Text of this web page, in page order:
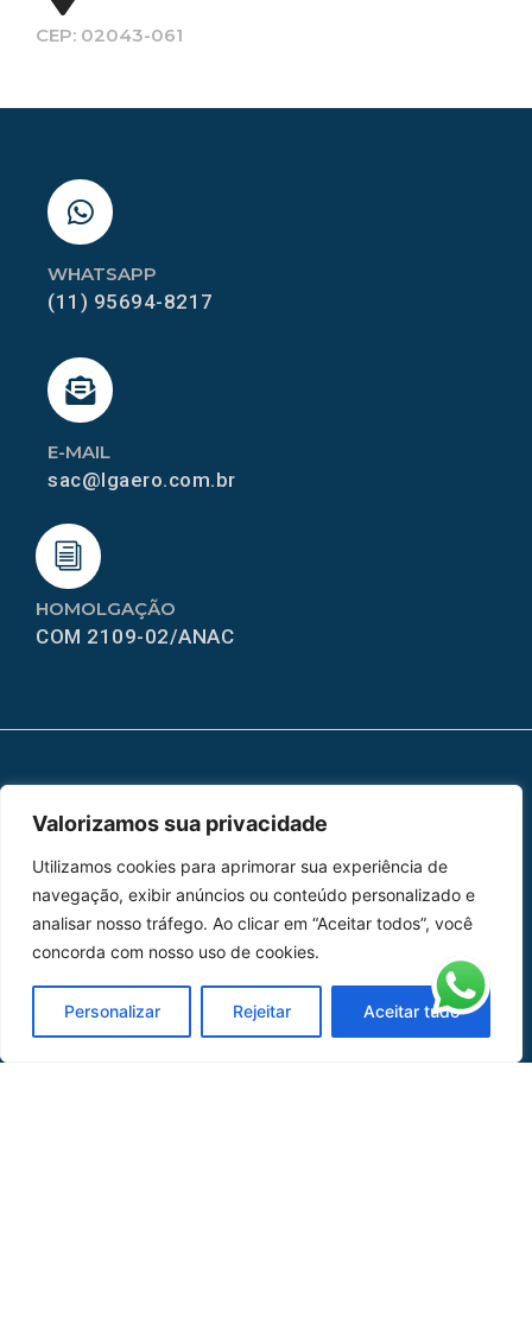
Valorizamos sua privacidade
Utilizamos cookies para aprimorar sua experiência de
navegação, exibir anúncios ou conteúdo personalizado e
analisar nosso tráfego. Ao clicar em “Aceitar todos”, você
concorda com nosso uso de cookies.
Personalizar Rejeitar Aceitar tudo
CEP: 02043-061
HOMOLGAÇÃO
COM 2109-02/ANAC
E-MAIL
sac@lgaero.com.br
WHATSAPP
(11) 95694-8217
Peças
Catálogo de Aplicações
Oficina de Mangueiras